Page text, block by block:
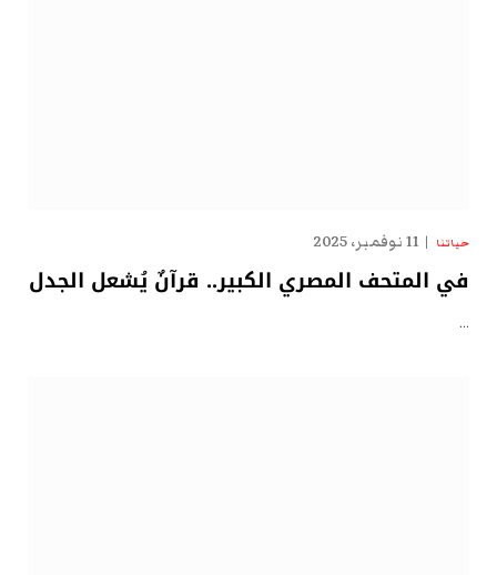
حياتنا 11 نوفمبر، 2025
في المتحف المصري الكبير.. قرآنٌ يُشعل الجدل
…